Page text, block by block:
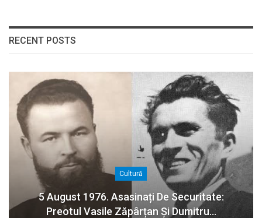
RECENT POSTS
Cultură
5 August 1976. Asasinați De Securitate:
Preotul Vasile Zăpârțan Și Dumitru…